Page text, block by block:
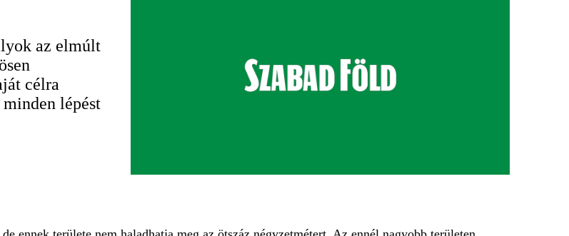
az elmúlt
célra
lépést